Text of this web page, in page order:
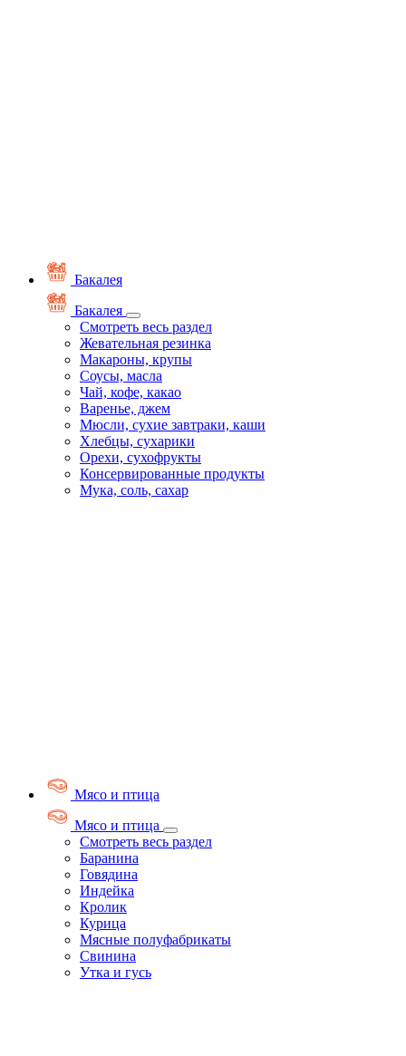
Бакалея
Бакалея
Смотреть весь раздел
Жевательная резинка
Макароны, крупы
Соусы, масла
Чай, кофе, какао
Варенье, джем
Мюсли, сухие завтраки, каши
Хлебцы, сухарики
Орехи, сухофрукты
Консервированные продукты
Мука, соль, сахар
Мясо и птица
Мясо и птица
Смотреть весь раздел
Баранина
Говядина
Индейка
Кролик
Курица
Мясные полуфабрикаты
Свинина
Утка и гусь